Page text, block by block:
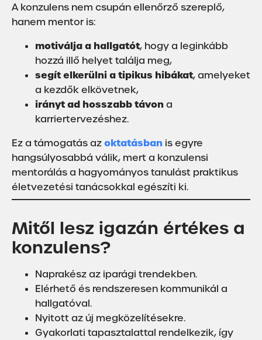
A konzulens nem csupán ellenőrző szereplő,
hanem mentor is:
motiválja a hallgatót, hogy a leginkább
hozzá illő helyet találja meg,
segít elkerülni a tipikus hibákat, amelyeket
a kezdők elkövetnek,
irányt ad hosszabb távona
karriertervezéshez.
Ez a támogatás azoktatásban is egyre
hangsúlyosabbá válik, mert a konzulensi
mentorálás a hagyományos tanulást praktikus
életvezetési tanácsokkal egészíti ki.
Mitől lesz igazán értékes a
konzulens?
Naprakész az iparági trendekben.
Elérhető és rendszeresen kommunikál a
hallgatóval.
Nyitott az új megközelítésekre.
Gyakorlati tapasztalattal rendelkezik, így